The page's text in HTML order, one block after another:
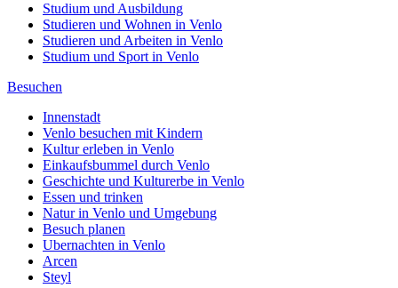
Studium und Ausbildung
Studieren und Wohnen in Venlo
Studieren und Arbeiten in Venlo
Studium und Sport in Venlo
Besuchen
Innenstadt
Venlo besuchen mit Kindern
Kultur erleben in Venlo
Einkaufsbummel durch Venlo
Geschichte und Kulturerbe in Venlo
Essen und trinken
Natur in Venlo und Umgebung
Besuch planen
Ubernachten in Venlo
Arcen
Steyl